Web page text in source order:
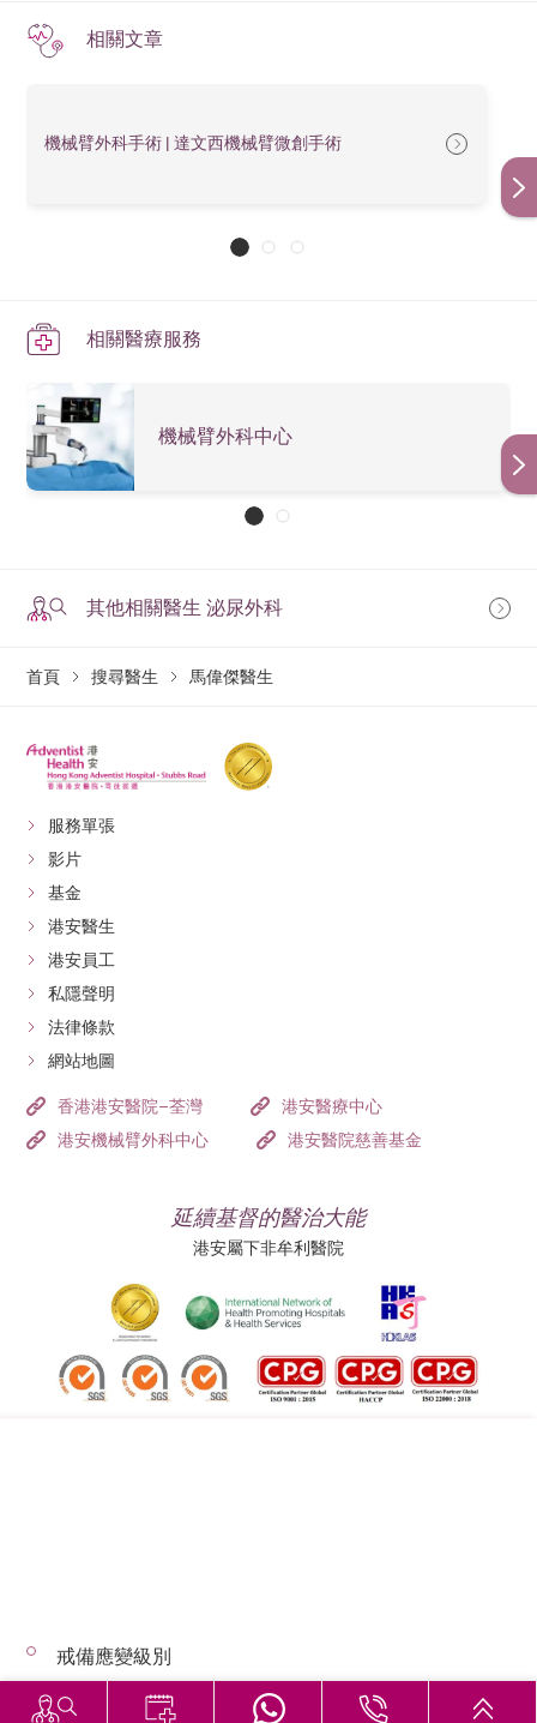
相關文章
機械臂外科手術 | 達文西機械臂微創手術
相關醫療服務
機械臂外科中心
其他相關醫生 泌尿外科
首頁 搜尋醫生 馬偉傑醫生
服務單張
影片
基金
港安醫生
港安員工
私隱聲明
法律條款
網站地圖
香港港安醫院–荃灣
港安醫療中心
港安機械臂外科中心
港安醫院慈善基金
延續基督的醫治大能
港安屬下非牟利醫院
© 2026 版權所有 © 港安醫療 保留一切權利
戒備應變級別
惡劣天氣下的診症安排